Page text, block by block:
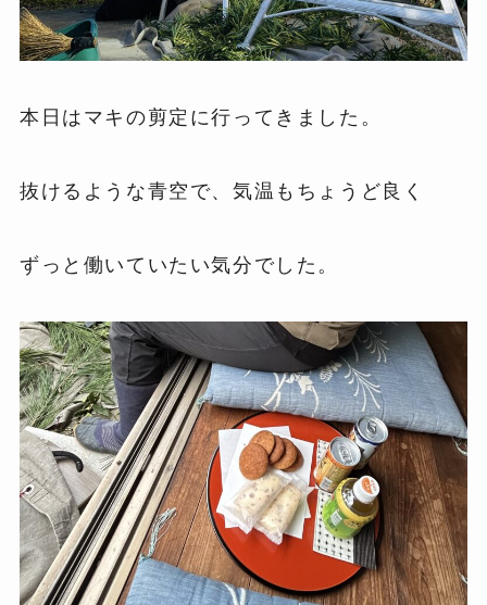
本日はマキの剪定に行ってきました。
抜けるような青空で、気温もちょうど良く
ずっと働いていたい気分でした。